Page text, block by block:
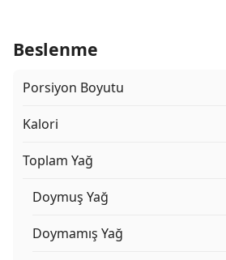
Beslenme
Porsiyon Boyutu
Kalori
Toplam Yağ
Doymuş Yağ
Doymamış Yağ